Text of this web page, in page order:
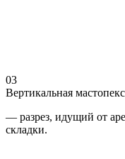
03
Вертикальная
— разрез, идущий от
складки.